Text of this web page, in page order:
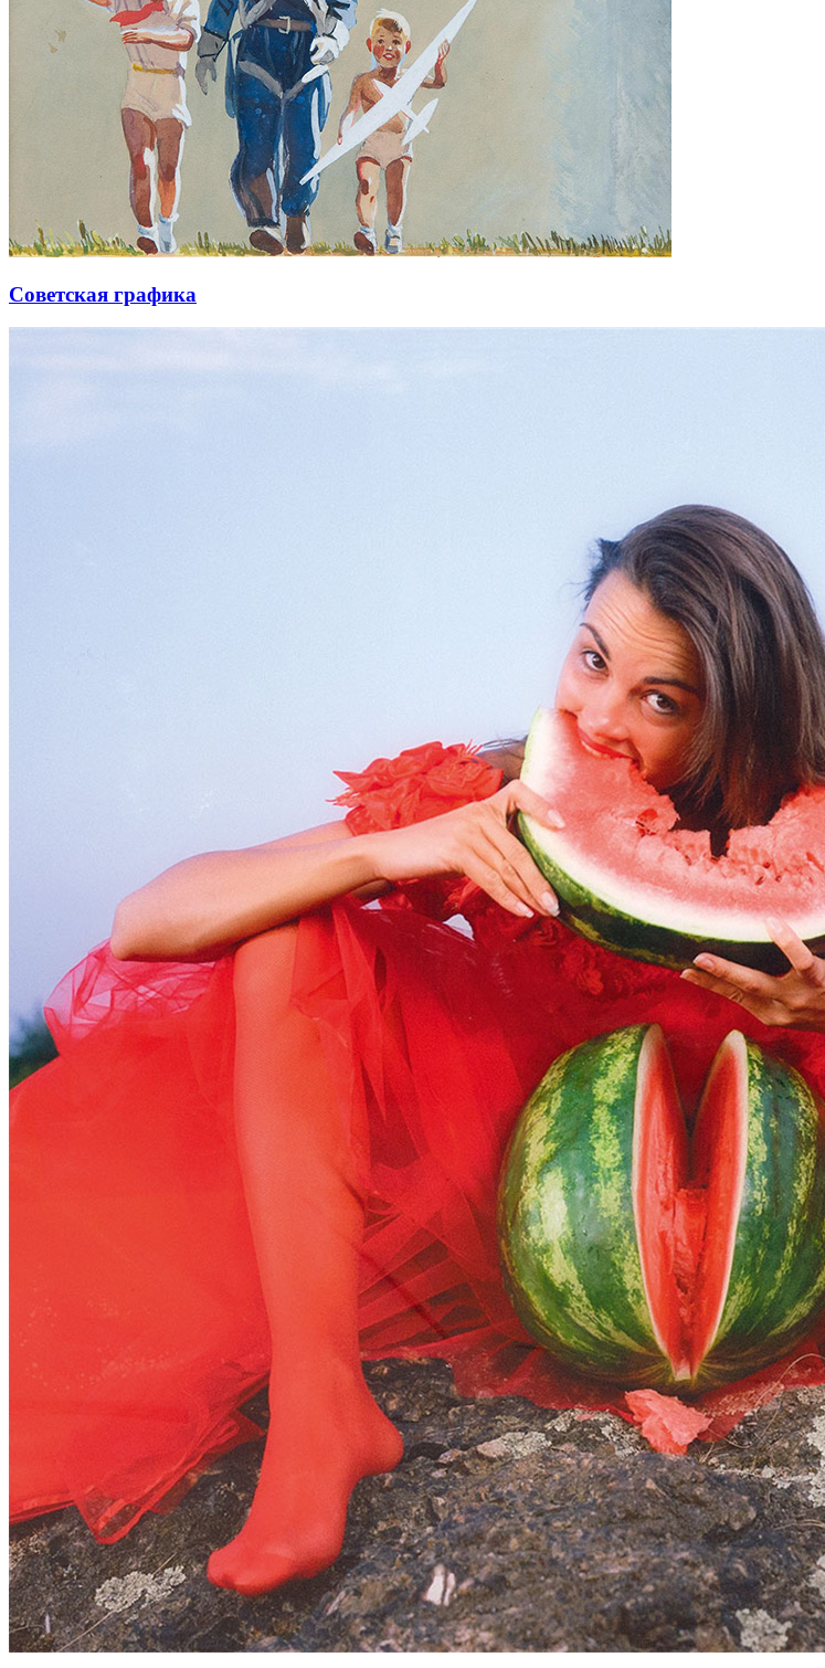
Советская графика